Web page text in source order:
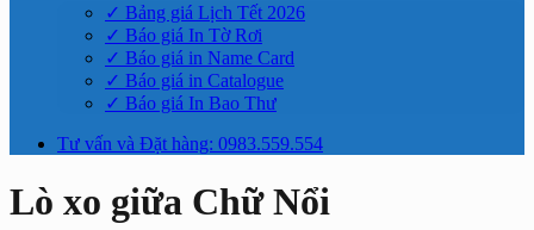
✓ Bảng giá Lịch Tết 2026
✓ Báo giá In Tờ Rơi
✓ Báo giá in Name Card
✓ Báo giá in Catalogue
✓ Báo giá In Bao Thư
Tư vấn và Đặt hàng: 0983.559.554
Lò xo giữa Chữ Nổi